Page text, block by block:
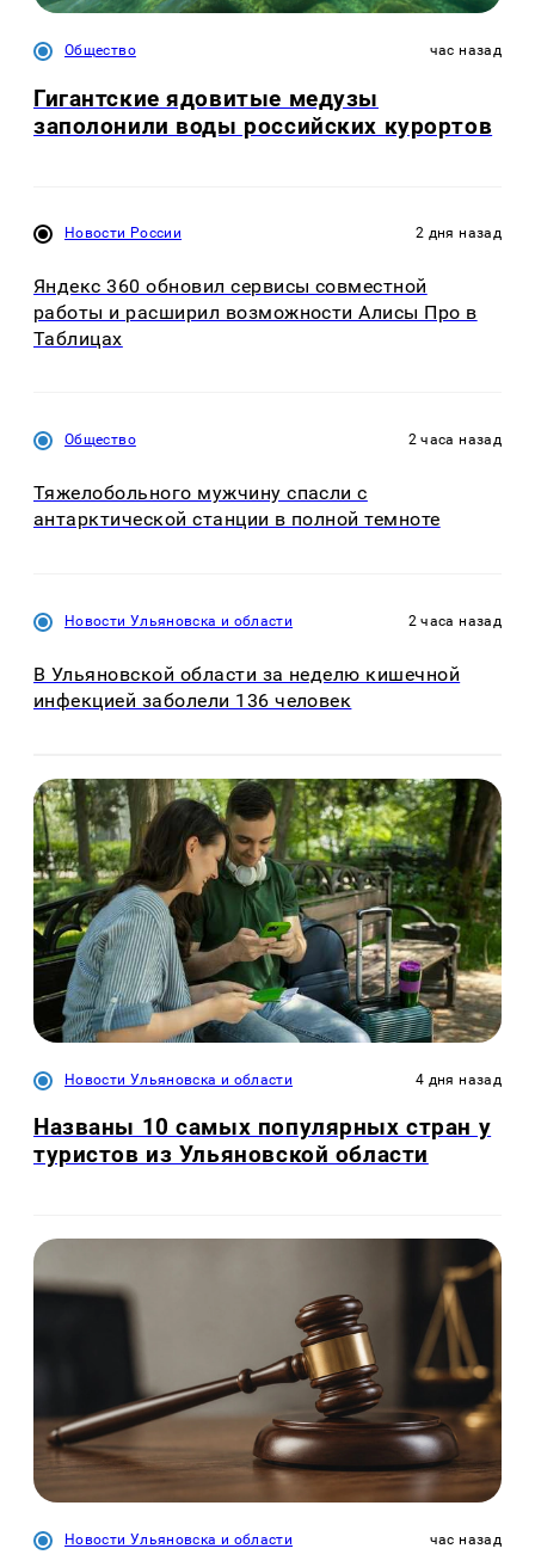
Общество час назад
Гигантские ядовитые медузы
заполонили воды российских курортов
Новости России 2 дня назад
Яндекс 360 обновил сервисы совместной
работы и расширил возможности Алисы Про в
Таблицах
Общество 2 часа назад
Тяжелобольного мужчину спасли с
антарктической станции в полной темноте
Новости Ульяновска и области 2 часа назад
В Ульяновской области за неделю кишечной
инфекцией заболели 136 человек
Новости Ульяновска и области 4 дня назад
Названы 10 самых популярных стран у
туристов из Ульяновской области
Новости Ульяновска и области час назад